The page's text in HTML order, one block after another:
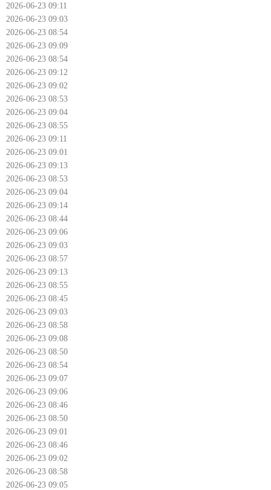
2026-06-23 09:11
2026-06-23 09:03
2026-06-23 08:54
2026-06-23 09:09
2026-06-23 08:54
2026-06-23 09:12
2026-06-23 09:02
2026-06-23 08:53
2026-06-23 09:04
2026-06-23 08:55
2026-06-23 09:11
2026-06-23 09:01
2026-06-23 09:13
2026-06-23 08:53
2026-06-23 09:04
2026-06-23 09:14
2026-06-23 08:44
2026-06-23 09:06
2026-06-23 09:03
2026-06-23 08:57
2026-06-23 09:13
2026-06-23 08:55
2026-06-23 08:45
2026-06-23 09:03
2026-06-23 08:58
2026-06-23 09:08
2026-06-23 08:50
2026-06-23 08:54
2026-06-23 09:07
2026-06-23 09:06
2026-06-23 08:46
2026-06-23 08:50
2026-06-23 09:01
2026-06-23 08:46
2026-06-23 09:02
2026-06-23 08:58
2026-06-23 09:05